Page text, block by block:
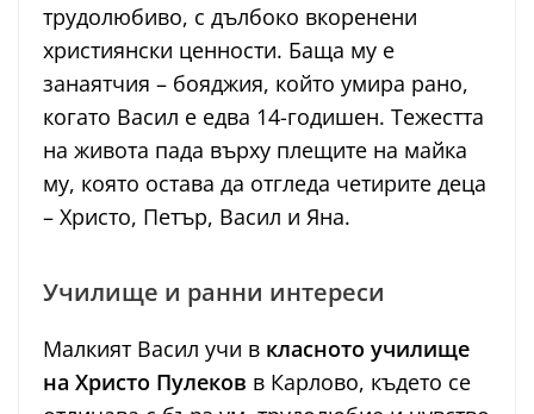
трудолюбиво, с дълбоко вкоренени
християнски ценности. Баща му е
занаятчия – бояджия, който умира рано,
когато Васил е едва 14-годишен. Тежестта
на живота пада върху плещите на майка
му, която остава да отгледа четирите деца
– Христо, Петър, Васил и Яна.
Училище и ранни интереси
Малкият Васил учи в класното училище
на Христо Пулеков в Карлово, където се